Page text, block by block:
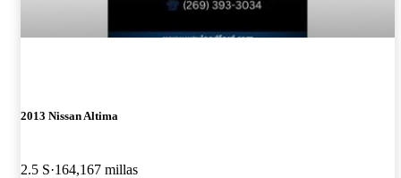
2013 Nissan Altima
2.5 S 164,167 millas